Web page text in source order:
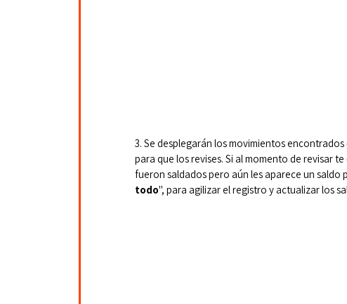
3. Se desplegarán los movimientos
para que los revises. Si al momento de revisar
fueron saldados pero aún les aparece un
todo", para agilizar el registro y actualizar los